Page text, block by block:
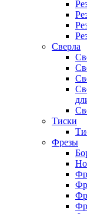
Сверла
Тиски
Фрезы